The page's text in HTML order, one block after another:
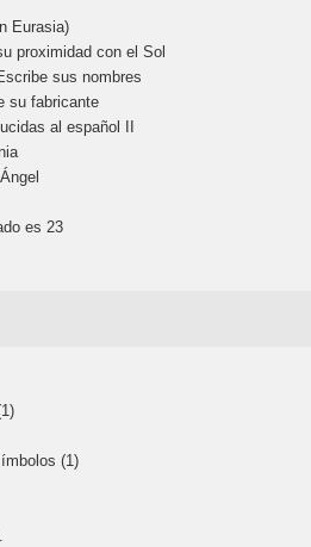
Eurasia)
proximidad con el Sol
sus nombres
su fabricante
al español II
es 23
(1)